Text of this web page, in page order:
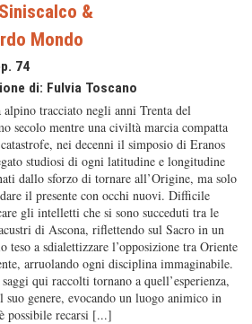
&
Mondo
74
di: Fulvia Toscano
alpino tracciato negli anni Trenta del
secolo mentre una civiltà marcia compatta
nei decenni il simposio di Eranos
studiosi di ogni latitudine e longitudine
dallo sforzo di tornare all’Origine, ma solo
il presente con occhi nuovi. Difficile
gli intelletti che si sono succeduti tra le
di Ascona, riflettendo sul Sacro in un
teso a sdialettizzare l’opposizione tra Oriente
arruolando ogni disciplina immaginabile.
qui raccolti tornano a quell’esperienza,
suo genere, evocando un luogo animico in
possibile recarsi [...]